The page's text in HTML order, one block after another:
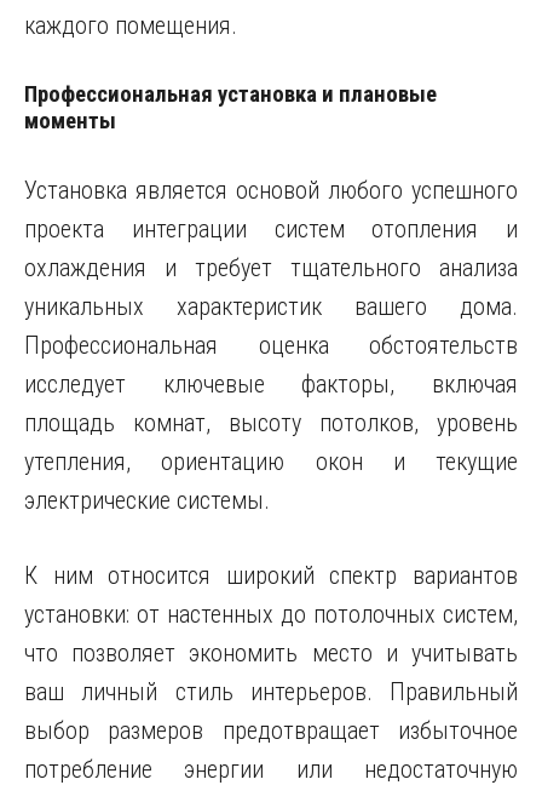
каждого помещения.
Профессиональная установка и плановые
моменты
Установка является основой любого успешного
проекта интеграции систем отопления и
охлаждения и требует тщательного анализа
уникальных характеристик вашего дома.
Профессиональная оценка обстоятельств
исследует ключевые факторы, включая
площадь комнат, высоту потолков, уровень
утепления, ориентацию окон и текущие
электрические системы.
К ним относится широкий спектр вариантов
установки: от настенных до потолочных систем,
что позволяет экономить место и учитывать
ваш личный стиль интерьеров. Правильный
выбор размеров предотвращает избыточное
потребление энергии или недостаточную